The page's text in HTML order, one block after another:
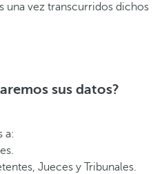
una vez transcurridos dichos
sus datos?
a:
Jueces y Tribunales.